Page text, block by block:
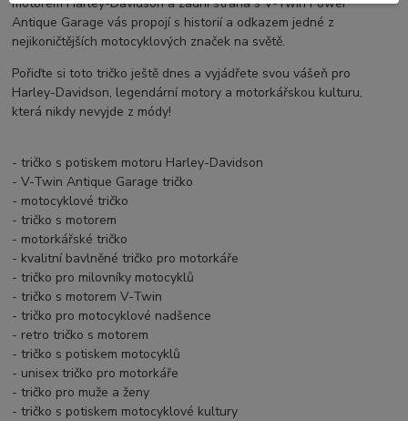
Antique Garage vás propojí s historií a odkazem jedné z
nejikoničtějších motocyklových značek na světě.
Pořiďte si toto tričko ještě dnes a vyjádřete svou vášeň pro
Harley-Davidson, legendární motory a motorkářskou kulturu,
která nikdy nevyjde z módy!
- tričko s potiskem motoru Harley-Davidson
- V-Twin Antique Garage tričko
- motocyklové tričko
- tričko s motorem
- motorkářské tričko
- kvalitní bavlněné tričko pro motorkáře
- tričko pro milovníky motocyklů
- tričko s motorem V-Twin
- tričko pro motocyklové nadšence
- retro tričko s motorem
- tričko s potiskem motocyklů
- unisex tričko pro motorkáře
- tričko pro muže a ženy
- tričko s potiskem motocyklové kultury